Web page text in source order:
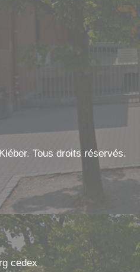
Tous droits réservés.
cedex